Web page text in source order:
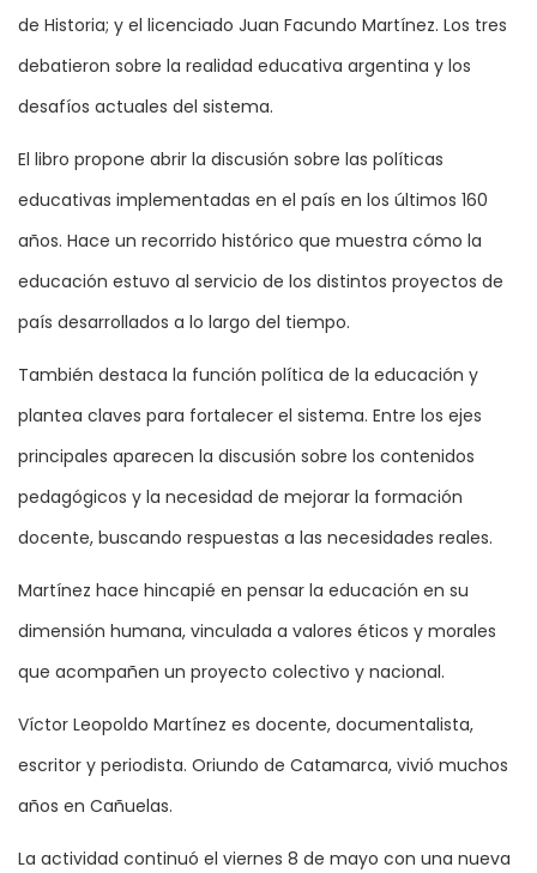
de Historia; y el licenciado Juan Facundo Martínez. Los tres
debatieron sobre la realidad educativa argentina y los
desafíos actuales del sistema.
El libro propone abrir la discusión sobre las políticas
educativas implementadas en el país en los últimos 160
años. Hace un recorrido histórico que muestra cómo la
educación estuvo al servicio de los distintos proyectos de
país desarrollados a lo largo del tiempo.
También destaca la función política de la educación y
plantea claves para fortalecer el sistema. Entre los ejes
principales aparecen la discusión sobre los contenidos
pedagógicos y la necesidad de mejorar la formación
docente, buscando respuestas a las necesidades reales.
Martínez hace hincapié en pensar la educación en su
dimensión humana, vinculada a valores éticos y morales
que acompañen un proyecto colectivo y nacional.
Víctor Leopoldo Martínez es docente, documentalista,
escritor y periodista. Oriundo de Catamarca, vivió muchos
años en Cañuelas.
La actividad continuó el viernes 8 de mayo con una nueva